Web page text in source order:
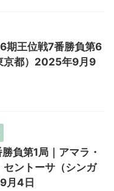
期王位戦7番勝負第6
京都）2025年9月9
負第1局｜アマラ・
ントーサ（シンガ
月4日